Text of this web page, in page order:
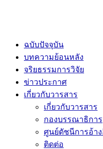
ฉบับปัจจุบัน
บทความย้อนหลัง
จริยธรรมการวิจัย
ข่าวประกาศ
เกี่ยวกับวารสาร
เกี่ยวกับวารสาร
กองบรรณาธิการ
ศูนย์ดัชนีการอ้าง
ติดต่อ